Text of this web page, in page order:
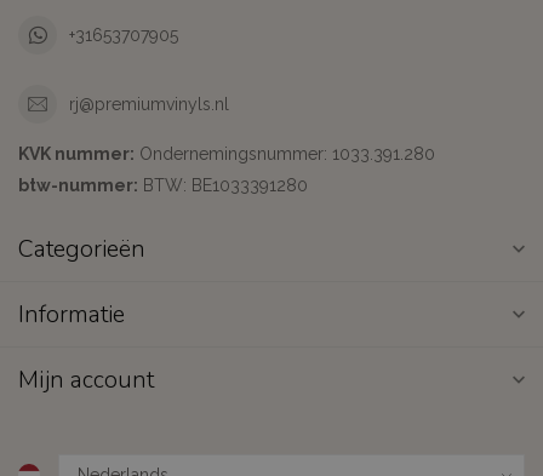
+31653707905
rj@premiumvinyls.nl
KVK nummer: Ondernemingsnummer: 1033.391.280
btw-nummer: BTW: BE1033391280
Categorieën
Informatie
Mijn account